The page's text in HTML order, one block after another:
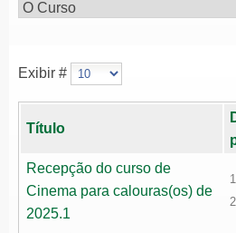
Exibir #
Título
Recepção do curso de
Cinema para calouras(os) de
2025.1